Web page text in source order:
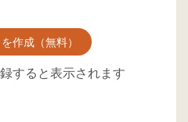
作成（無料）
すると表示されます